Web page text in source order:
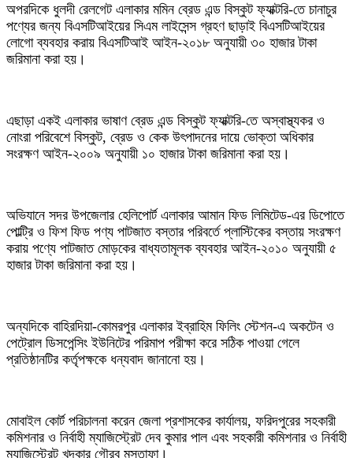
অপরদিকে ধুলদী রেলগেট এলাকার মমিন ব্রেড এন্ড বিস্কুট ফ্যাক্টরি-তে চানাচুর
পণ্যের জন্য বিএসটিআইয়ের সিএম লাইসেন্স গ্রহণ ছাড়াই বিএসটিআইয়ের
লোগো ব্যবহার করায় বিএসটিআই আইন-২০১৮ অনুযায়ী ৩০ হাজার টাকা
জরিমানা করা হয়।
এছাড়া একই এলাকার ভাষাণ ব্রেড এন্ড বিস্কুট ফ্যাক্টরি-তে অস্বাস্থ্যকর ও
নোংরা পরিবেশে বিস্কুট, ব্রেড ও কেক উৎপাদনের দায়ে ভোক্তা অধিকার
সংরক্ষণ আইন-২০০৯ অনুযায়ী ১০ হাজার টাকা জরিমানা করা হয়।
অভিযানে সদর উপজেলার হেলিপোর্ট এলাকার আমান ফিড লিমিটেড-এর ডিপোতে
পোল্ট্রি ও ফিশ ফিড পণ্য পাটজাত বস্তার পরিবর্তে প্লাস্টিকের বস্তায় সংরক্ষণ
করায় পণ্যে পাটজাত মোড়কের বাধ্যতামূলক ব্যবহার আইন-২০১০ অনুযায়ী ৫
হাজার টাকা জরিমানা করা হয়।
অন্যদিকে বাহিরদিয়া-কোমরপুর এলাকার ইব্রাহিম ফিলিং স্টেশন-এ অকটেন ও
পেট্রোল ডিসপেন্সিং ইউনিটের পরিমাপ পরীক্ষা করে সঠিক পাওয়া গেলে
প্রতিষ্ঠানটির কর্তৃপক্ষকে ধন্যবাদ জানানো হয়।
মোবাইল কোর্ট পরিচালনা করেন জেলা প্রশাসকের কার্যালয়, ফরিদপুরের সহকারী
কমিশনার ও নির্বাহী ম্যাজিস্ট্রেট দেব কুমার পাল এবং সহকারী কমিশনার ও নির্বাহী
ম্যাজিস্ট্রেট খন্দকার গৌরব মুস্তাফা।